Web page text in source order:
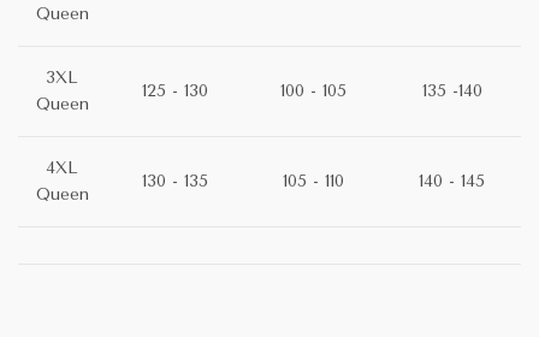
Queen
3XL
Queen
125 - 130 100 - 105 135 -140
4XL
Queen
130 - 135 105 - 110 140 - 145